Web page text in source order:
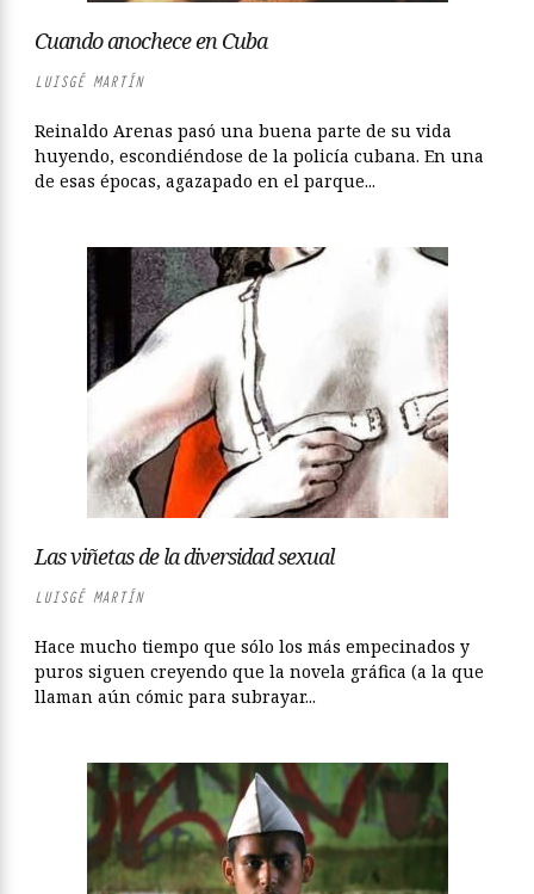
Cuando anochece en Cuba
LUISGÉ MARTÍN
Reinaldo Arenas pasó una buena parte de su vida
huyendo, escondiéndose de la policía cubana. En una
de esas épocas, agazapado en el parque...
Las viñetas de la diversidad sexual
LUISGÉ MARTÍN
Hace mucho tiempo que sólo los más empecinados y
puros siguen creyendo que la novela gráfica (a la que
llaman aún cómic para subrayar...